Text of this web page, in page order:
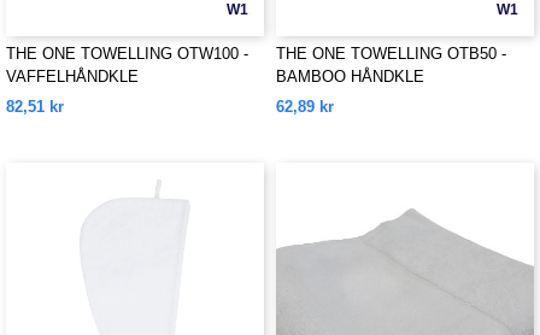
W1
THE ONE TOWELLING OTW100 -
VAFFELHÅNDKLE
82,51 kr
W1
THE ONE TOWELLING OTB50 -
BAMBOO HÅNDKLE
62,89 kr